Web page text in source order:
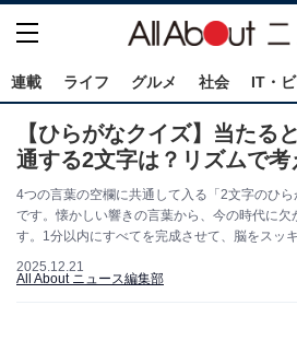
連載 ライフ グルメ 社会 IT・
【ひらがなクイズ】当たる
通する2文字は？リズムで
4つの言葉の空欄に共通して入る「2文字のひ
です。懐かしい響きの言葉から、今の時代に欠
す。1分以内にすべてを完成させて、脳をスッ
2025.12.21
All About ニュース編集部